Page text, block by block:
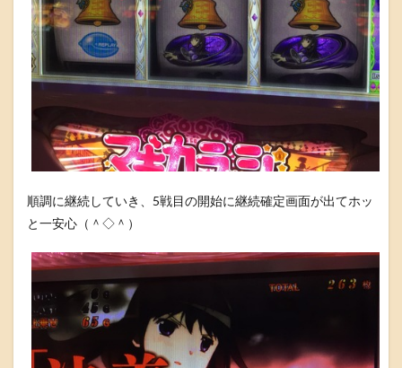
順調に継続していき、5戦目の開始に継続確定画面が出てホッ
と一安心（＾◇＾）